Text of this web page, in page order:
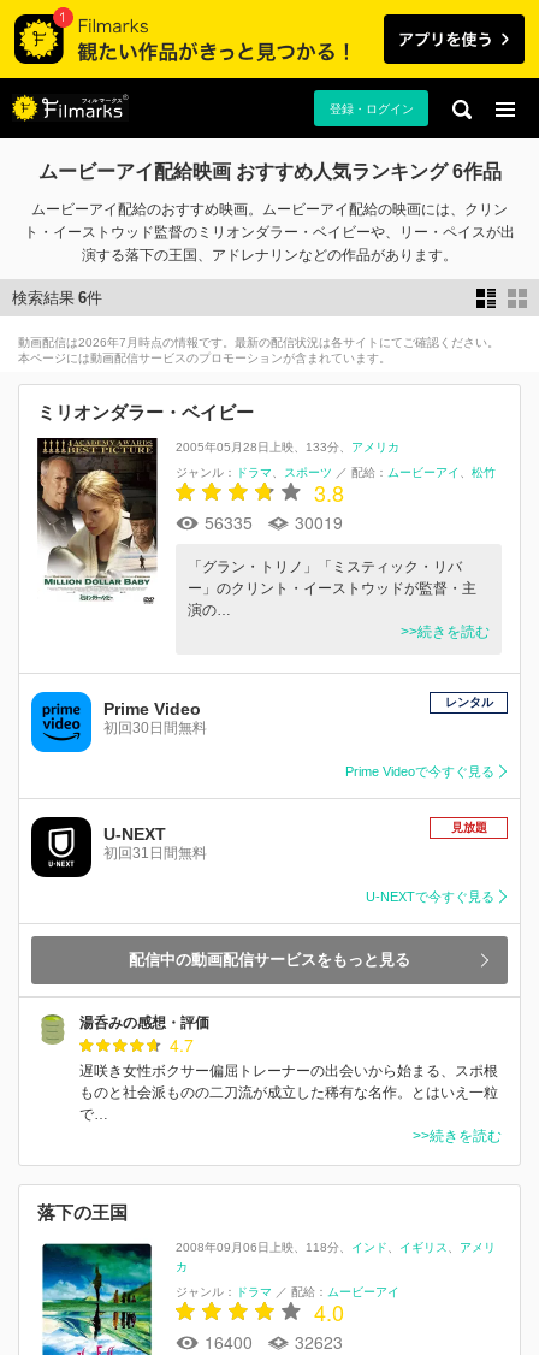
登録・ログイン
ムービーアイ配給映画 おすすめ人気ランキング 6作品
ムービーアイ配給のおすすめ映画。ムービーアイ配給の映画には、クリン
ト・イーストウッド監督のミリオンダラー・ベイビーや、リー・ペイスが出
演する落下の王国、アドレナリンなどの作品があります。
検索結果 6件
動画配信は2026年7月時点の情報です。最新の配信状況は各サイトにてご確認ください。
本ページには動画配信サービスのプロモーションが含まれています。
ミリオンダラー・ベイビー
2005年05月28日上映 133分
アメリカ
ジャンル：
ドラマ スポーツ ／ 配給： ムービーアイ 松竹
3.8
56335 30019
「グラン・トリノ」「ミスティック・リバ
ー」のクリント・イーストウッドが監督・主
演の…
>>続きを読む
Prime Video
初回30日間無料
レンタル
Prime Videoで今すぐ見る
U-NEXT
初回31日間無料
見放題
U-NEXTで今すぐ見る
配信中の動画配信サービスをもっと見る
湯呑みの感想・評価
4.7
遅咲き女性ボクサー偏屈トレーナーの出会いから始まる、スポ根
ものと社会派ものの二刀流が成立した稀有な名作。とはいえ一粒
で…
>>続きを読む
落下の王国
2008年09月06日上映 118分 インド イギリス
アメリ
カ
ジャンル：
ドラマ ／ 配給： ムービーアイ
4.0
16400 32623